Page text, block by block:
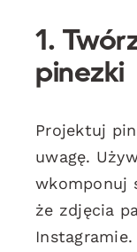
1.
pinezki
Projektuj
uwagę.
wkomponuj
że zdjęcia